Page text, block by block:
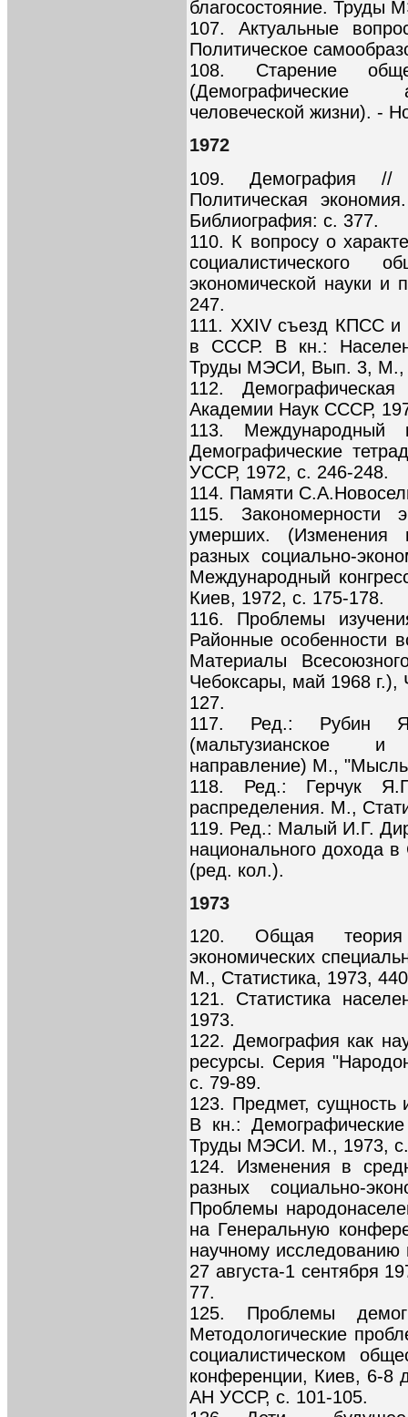
благосостояние.
107. Актуальные
Политическое
108. Старение
(Демографические
человеческой жизни). -
1972
109. Демография //
Политическая
Библиография: с. 377.
110. К вопросу о
экономической науки и
247.
111. XXIV съезд КПСС и
в СССР. В кн.:
Труды МЭСИ, Вып. 3, М.,
112.
Академии Наук СССР,
113. Международный
Демографические
УССР, 1972, с. 246-248.
114. Памяти
115. Закономерности
умерших. (Изменения
разных социально-
Международный
Киев, 1972, с. 175-178.
116. Проблемы
Районные особенности
Материалы
Чебоксары, май 1968
127.
117. Ред.: Рубин
(мальтузианское и
направление) М.,
118. Ред.: Герчук
распределения. М.,
119. Ред.: Малый И.Г.
национального дохода
(ред. кол.).
1973
120. Общая теория
экономических
М., Статистика, 1973,
121. Статистика
1973.
122. Демография как
ресурсы. Серия
с. 79-89.
123. Предмет, сущность
В кн.:
Труды МЭСИ. М., 1973,
124. Изменения в
разных социально-
Проблемы
на Генеральную
научному исследованию
27 августа-1 сентября
77.
125. Проблемы
Методологические
социалистическом
конференции, Киев, 6-8
АН УССР, с. 101-105.